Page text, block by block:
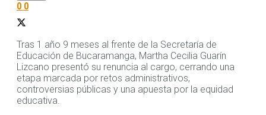
0 0
Tras 1 año 9 meses al frente de la Secretaría de
Educación de Bucaramanga, Martha Cecilia Guarín
Lizcano presentó su renuncia al cargo, cerrando una
etapa marcada por retos administrativos,
controversias públicas y una apuesta por la equidad
educativa.